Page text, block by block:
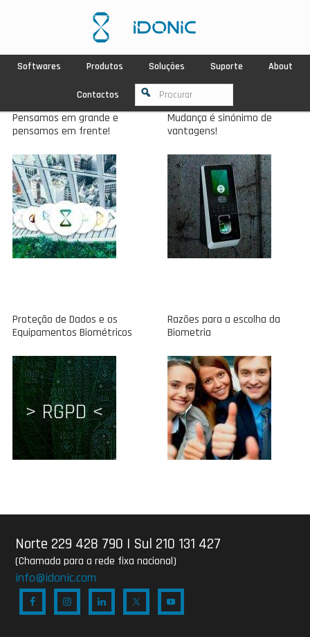
Softwares Produtos Soluções Suporte About
Contactos
Pensamos em grande e
pensamos em frente!
Mudança é sinónimo de
vantagens!
Proteção de Dados e os
Equipamentos Biométricos
Razões para a escolha da
Biometria
Norte 229 428 790 | Sul 210 131 427
(Chamada para a rede fixa nacional)
info@idonic.com